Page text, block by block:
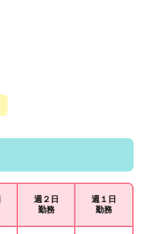
週２日
勤務
週１日
勤務